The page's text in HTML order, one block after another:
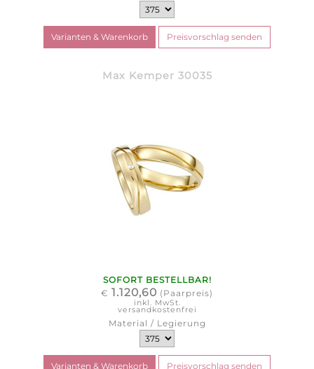
Max Kemper 30035
SOFORT BESTELLBAR!
€ 1.120,60 (Paarpreis)
inkl. MwSt.
versandkostenfrei
Material / Legierung